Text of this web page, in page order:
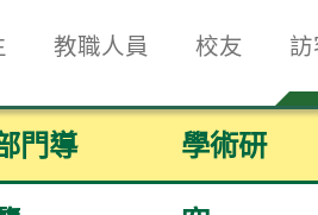
教職人員 校友
門導
學術研